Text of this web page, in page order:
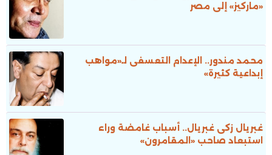
«ماركيز» إلى مصر
محمد مندور.. الإعدام التعسفى لـ«مواهب
إبداعية كثيرة»
غبريال زكى غبريال.. أسباب غامضة وراء
استبعاد صاحب «المقامرون»